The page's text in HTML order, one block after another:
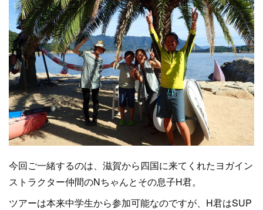
今回ご一緒するのは、滋賀から四国に来てくれたヨガイン
ストラクター仲間のNちゃんとその息子H君。
ツアーは本来中学生から参加可能なのですが、H君はSUP